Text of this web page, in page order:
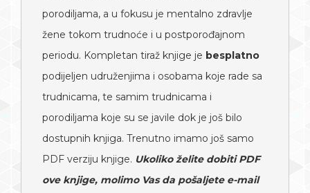
porodiljama, a u fokusu je mentalno zdravlje
žene tokom trudnoće i u postporođajnom
periodu. Kompletan tiraž knjige je besplatno
podijeljen udruženjima i osobama koje rade sa
trudnicama, te samim trudnicama i
porodiljama koje su se javile dok je još bilo
dostupnih knjiga. Trenutno imamo još samo
PDF verziju knjige. Ukoliko želite dobiti PDF
ove knjige, molimo Vas da pošaljete e-mail